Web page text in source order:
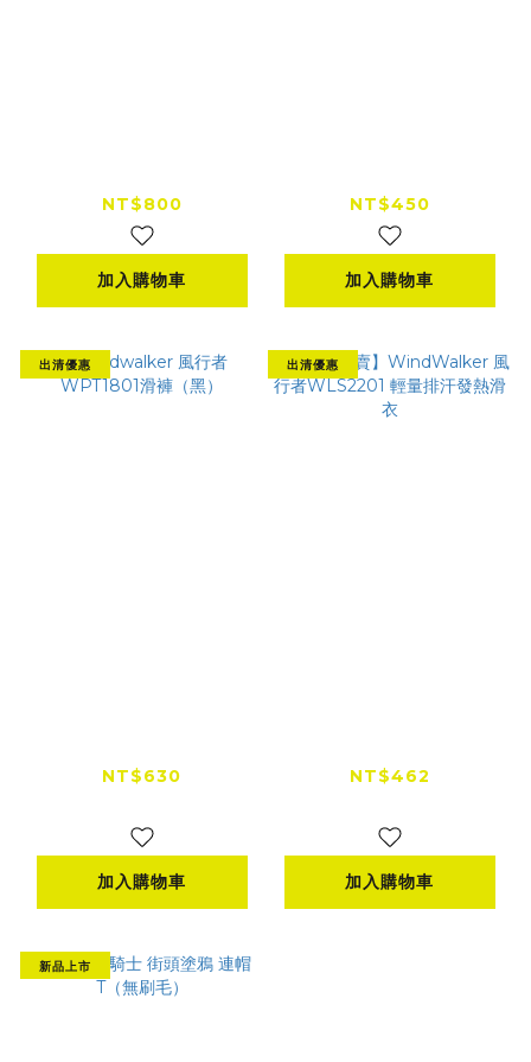
NT$800
加入購物車
NT$450
加入購物車
出清優惠
NT$630
加入購物車
出清優惠
WLS2201 輕量排汗發
NT$462
加入購物車
新品上市